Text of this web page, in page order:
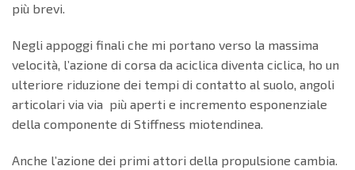
più brevi.
Negli appoggi finali che mi portano verso la massima
velocità, l’azione di corsa da aciclica diventa ciclica, ho un
ulteriore riduzione dei tempi di contatto al suolo, angoli
articolari via via più aperti e incremento esponenziale
della componente di Stiffness miotendinea.
Anche l’azione dei primi attori della propulsione cambia.